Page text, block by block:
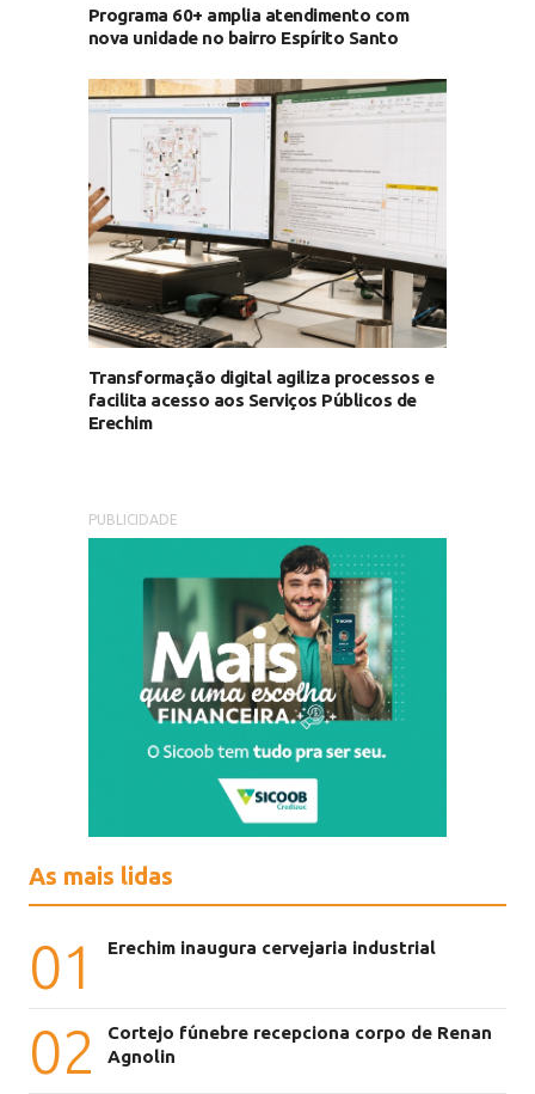
Programa 60+ amplia atendimento com
nova unidade no bairro Espírito Santo
Transformação digital agiliza processos e
facilita acesso aos Serviços Públicos de
Erechim
PUBLICIDADE
As mais lidas
01 Erechim inaugura cervejaria industrial
02
Cortejo fúnebre recepciona corpo de Renan
Agnolin